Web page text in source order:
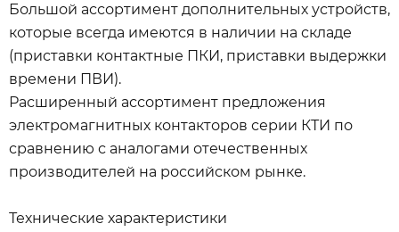
Большой ассортимент дополнительных устройств,
которые всегда имеются в наличии на складе
(приставки контактные ПКИ, приставки выдержки
времени ПВИ).
Расширенный ассортимент предложения
электромагнитных контакторов серии КТИ по
сравнению с аналогами отечественных
производителей на российском рынке.
Технические характеристики